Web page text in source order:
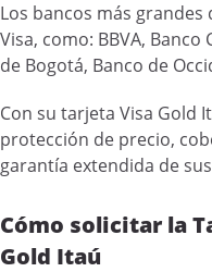
Los bancos más
Visa, como: BBVA, Banco
de Bogotá, Banco de
Con su tarjeta Visa Gold
protección de precio,
garantía extendida de
Cómo solicitar la
Gold Itaú